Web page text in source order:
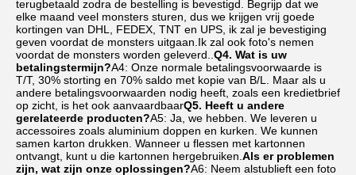
terugbetaald zodra de bestelling is bevestigd. Begrijp dat we
elke maand veel monsters sturen, dus we krijgen vrij goede
kortingen van DHL, FEDEX, TNT en UPS, ik zal je bevestiging
geven voordat de monsters uitgaan.Ik zal ook foto's nemen
voordat de monsters worden geleverd.. Q4. Wat is uw
betalingstermijn?A4: Onze normale betalingsvoorwaarde is
T/T, 30% storting en 70% saldo met kopie van B/L. Maar als u
andere betalingsvoorwaarden nodig heeft, zoals een kredietbrief
op zicht, is het ook aanvaardbaarQ5. Heeft u andere
gerelateerde producten?A5: Ja, we hebben. We leveren u
accessoires zoals aluminium doppen en kurken. We kunnen
samen karton drukken. Wanneer u flessen met kartonnen
ontvangt, kunt u die kartonnen hergebruiken. Als er problemen
zijn, wat zijn onze oplossingen?A6: Neem alstublieft een foto